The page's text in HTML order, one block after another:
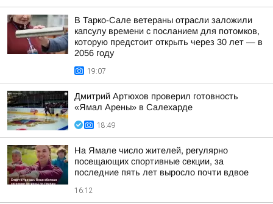
В Тарко-Сале ветераны отрасли заложили
капсулу времени с посланием для потомков,
которую предстоит открыть через 30 лет — в
2056 году
19:07
Дмитрий Артюхов проверил готовность
«Ямал Арены» в Салехарде
18:49
На Ямале число жителей, регулярно
посещающих спортивные секции, за
последние пять лет выросло почти вдвое
16:12